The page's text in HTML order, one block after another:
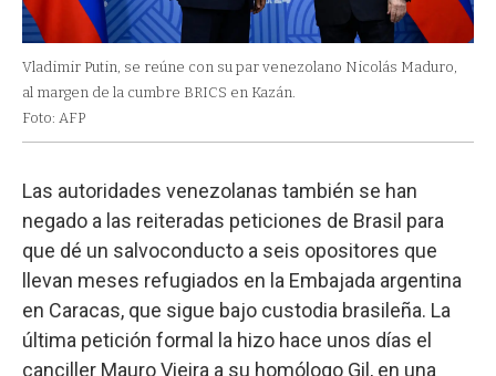
Vladimir Putin, se reúne con su par venezolano Nicolás Maduro,
al margen de la cumbre BRICS en Kazán.
Foto: AFP
Las autoridades venezolanas también se han
negado a las reiteradas peticiones de Brasil para
que dé un salvoconducto a seis opositores que
llevan meses refugiados en la Embajada argentina
en Caracas, que sigue bajo custodia brasileña. La
última petición formal la hizo hace unos días el
canciller Mauro Vieira a su homólogo Gil, en una